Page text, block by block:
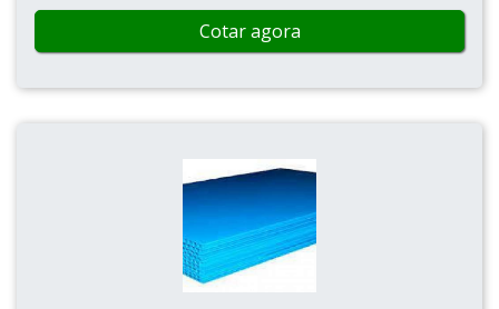
Cotar agora